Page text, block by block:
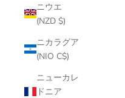
ニウエ
(NZD $)
ニカラグア
(NIO C$)
ニューカレ
ドニア